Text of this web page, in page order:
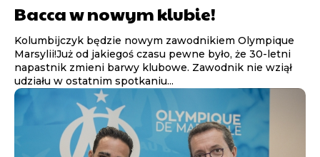
Bacca w nowym klubie!
Kolumbijczyk będzie nowym zawodnikiem Olympique
Marsylii!Już od jakiegoś czasu pewne było, że 30-letni
napastnik zmieni barwy klubowe. Zawodnik nie wziął
udziału w ostatnim spotkaniu...